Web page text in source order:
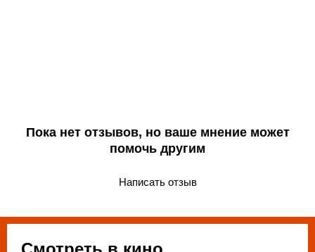
Пока нет отзывов, но ваше мнение может
помочь другим
Написать отзыв